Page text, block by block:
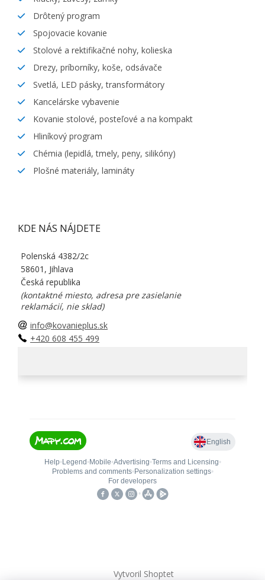
Drôtený program
Spojovacie kovanie
Stolové a rektifikačné nohy, kolieska
Drezy, príborníky, koše, odsávače
Svetlá, LED pásky, transformátory
Kancelárske vybavenie
Kovanie stolové, posteľové a na kompakt
Hliníkový program
Chémia (lepidlá, tmely, peny, silikóny)
Plošné materiály, lamináty
KDE NÁS NÁJDETE
Polenská 4382/2c
58601, Jihlava
Česká republika
(kontaktné miesto, adresa pre zasielanie
reklamácií, nie sklad)
info@kovanieplus.sk
+420 608 455 499
Vytvoril Shoptet